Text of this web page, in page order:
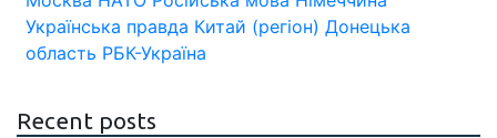
Українська правда Китай (регіон) Донецька
область РБК-Україна
Recent posts